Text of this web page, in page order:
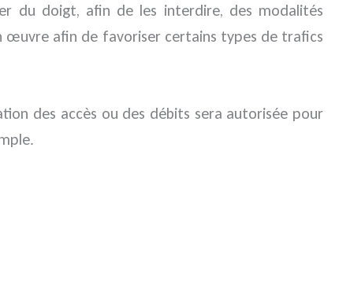
du doigt, afin de les interdire, des modalités
œuvre afin de favoriser certains types de trafics
des accès ou des débits sera autorisée pour